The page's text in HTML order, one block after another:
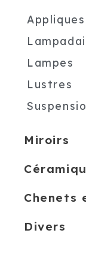
Appliques
Lampes
Lustres
Miroirs
Chenets
Divers